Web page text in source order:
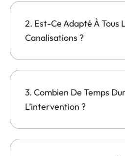
2. Est-Ce Adapté À Tous
Canalisations ?
3. Combien De Temps
L’intervention ?